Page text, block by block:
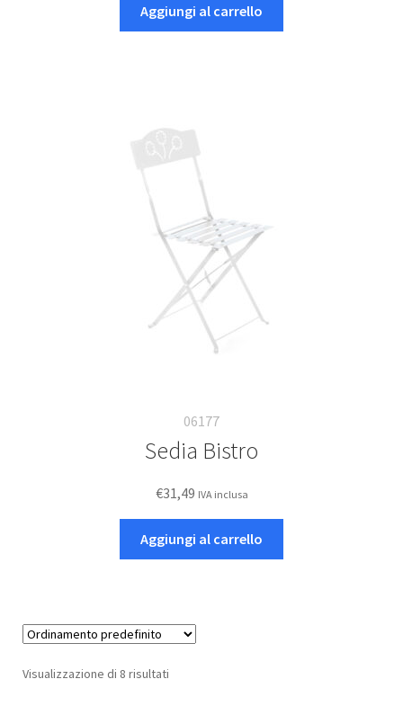
Aggiungi al carrello
06177
Sedia Bistro
€31,49 IVA inclusa
Aggiungi al carrello
Visualizzazione di 8 risultati